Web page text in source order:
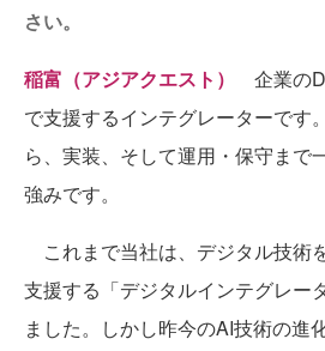
さい。
稲富（アジアクエスト）
企業の
で支援するインテグレーターです
ら、実装、そして運用・保守まで
強みです。
これまで当社は、デジタル技術
支援する「デジタルインテグレー
ました。しかし昨今のAI技術の進